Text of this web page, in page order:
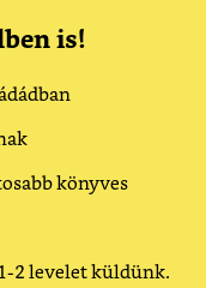
is!
könyves
2 levelet küldünk.